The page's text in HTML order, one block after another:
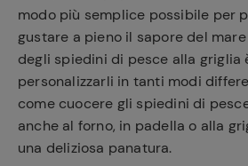
modo più semplice possibile per
gustare a pieno il sapore del
degli spiedini di pesce alla griglia
personalizzarli in tanti modi
come cuocere gli spiedini di
anche al forno, in padella o alla
una deliziosa panatura.